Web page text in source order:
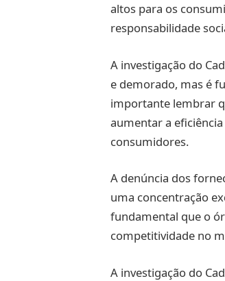
altos para os
responsabilidade
A investigação do
e demorado, mas é
importante lembrar
aumentar a
consumidores.
A denúncia dos
uma concentração
fundamental que o
competitividade no
A investigação do